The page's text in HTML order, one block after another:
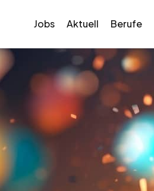
Jobs Aktuell Berufe